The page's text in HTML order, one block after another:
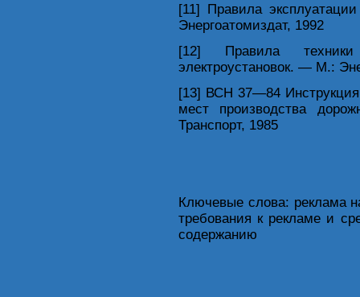
[11] Правила
Энергоатомиздат, 1992
[12] Правила техники
электроустановок. — М.:
[13] ВСН 37—84
мест производства
Транспорт, 1985
Ключевые слова: реклама
требования к рекламе и
содержанию